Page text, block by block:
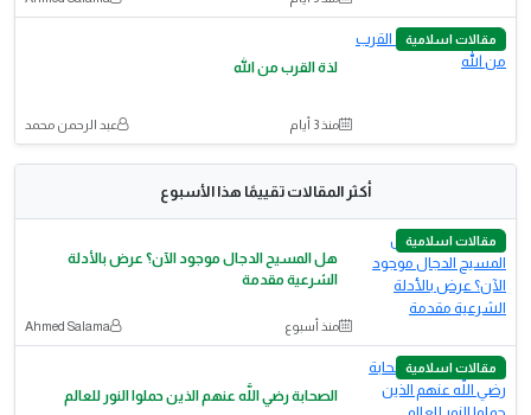
مقالات اسلامية
لذة القرب من الله
منذ 3 أيام عبد الرحمن محمد
أكثر المقالات تقييمًا هذا الأسبوع
مقالات اسلامية
هل المسيح الدجال موجود الآن؟ عرض بالأدلة
الشرعية مقدمة
منذ أسبوع Ahmed Salama
مقالات اسلامية
الصحابة رضي اللَّه عنهم الذين حملوا النور للعالم